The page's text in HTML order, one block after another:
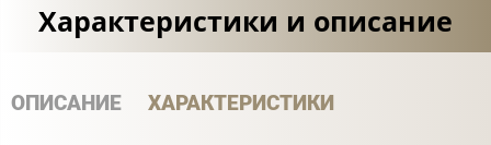
Характеристики и описание
ОПИСАНИЕ ХАРАКТЕРИСТИКИ